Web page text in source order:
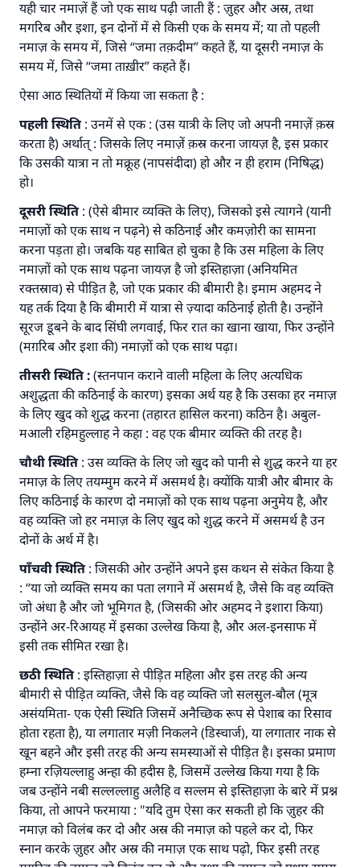
यही चार नमाज़ें हैं जो एक साथ पढ़ी जाती हैं : ज़ुहर और अस्र, तथा
मगरिब और इशा, इन दोनों में से किसी एक के समय में; या तो पहली
नमाज़ के समय में, जिसे “जमा तक़दीम” कहते हैं, या दूसरी नमाज़ के
समय में, जिसे “जमा ताख़ीर” कहते हैं।
ऐसा आठ स्थितियों में किया जा सकता है :
पहली स्थिति: उनमें से एक : (उस यात्री के लिए जो अपनी नमाज़ें क़स्र
करता है) अर्थात् : जिसके लिए नमाज़ें क़स्र करना जायज़ है, इस प्रकार
कि उसकी यात्रा न तो मक्रूह (नापसंदीदा) हो और न ही हराम (निषिद्ध)
हो।
दूसरीस्थिति: (ऐसे बीमार व्यक्ति के लिए), जिसको इसे त्यागने (यानी
नमाज़ों को एक साथ न पढ़ने) से कठिनाई और कमज़ोरी का सामना
करना पड़ता हो। जबकि यह साबित हो चुका है कि उस महिला के लिए
नमाज़ों को एक साथ पढ़ना जायज़ है जो इस्तिहाज़ा (अनियमित
रक्तस्राव) से पीड़ित है, जो एक प्रकार की बीमारी है। इमाम अहमद ने
यह तर्क दिया है कि बीमारी में यात्रा से ज़्यादा कठिनाई होती है। उन्होंने
सूरज डूबने के बाद सिंघी लगवाई, फिर रात का खाना खाया, फिर उन्होंने
(मग़रिब और इशा की) नमाज़ों को एक साथ पढ़ा।
तीसरीस्थिति:(स्तनपान कराने वाली महिला के लिए अत्यधिक
अशुद्धता की कठिनाई के कारण) इसका अर्थ यह है कि उसका हर नमाज़
के लिए खुद को शुद्ध करना (तहारत हासिल करना) कठिन है। अबुल-
मआली रहिमहुल्लाह ने कहा : वह एक बीमार व्यक्ति की तरह है।
चौथीस्थिति: उस व्यक्ति के लिए जो खुद को पानी से शुद्ध करने या हर
नमाज़ के लिए तयम्मुम करने में असमर्थ है। क्योंकि यात्री और बीमार के
लिए कठिनाई के कारण दो नमाज़ों को एक साथ पढ़ना अनुमेय है, और
वह व्यक्ति जो हर नमाज़ के लिए खुद को शुद्ध करने में असमर्थ है उन
दोनों के अर्थ में है।
पाँचवीस्थिति: जिसकी ओर उन्होंने अपने इस कथन से संकेत किया है
: ‘‘या जो व्यक्ति समय का पता लगाने में असमर्थ है, जैसे कि वह व्यक्ति
जो अंधा है और जो भूमिगत है, (जिसकी ओर अहमद ने इशारा किया)
उन्होंने अर-रिआयह में इसका उल्लेख किया है, और अल-इनसाफ में
इसी तक सीमित रखा है।
छठीस्थिति: इस्तिहाज़ा से पीड़ित महिला और इस तरह की अन्य
बीमारी से पीड़ित व्यक्ति, जैसे कि वह व्यक्ति जो सलसुल-बौल (मूत्र
असंयमिता- एक ऐसी स्थिति जिसमें अनैच्छिक रूप से पेशाब का रिसाव
होता रहता है), या लगातार मज़ी निकलने (डिस्चार्ज), या लगातार नाक से
खून बहने और इसी तरह की अन्य समस्याओं से पीड़ित है। इसका प्रमाण
हम्ना रज़ियल्लाहु अन्हा की हदीस है, जिसमें उल्लेख किया गया है कि
जब उन्होंने नबी सल्लल्लाहु अलैहि व सल्लम से इस्तिहाज़ा के बारे में प्रश्न
किया, तो आपने फरमाया : "यदि तुम ऐसा कर सकती हो कि ज़ुहर की
नमाज़ को विलंब कर दो और अस्र की नमाज़ को पहले कर दो, फिर
स्नान करके ज़ुहर और अस्र की नमाज़ एक साथ पढ़ो, फिर इसी तरह